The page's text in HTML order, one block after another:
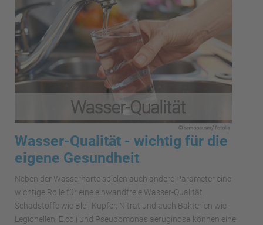
Wasser-Qualität - wichtig für die
eigene Gesundheit
Neben der Wasserhärte spielen auch andere Parameter eine
wichtige Rolle für eine einwandfreie Wasser-Qualität.
Schadstoffe wie Blei, Kupfer, Nitrat und auch Bakterien wie
Legionellen, E.coli und Pseudomonas aeruginosa können eine